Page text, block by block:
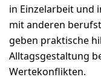
in Einzelarbeit und
mit anderen
geben praktische
Alltagsgestaltung
Wertekonflikten.